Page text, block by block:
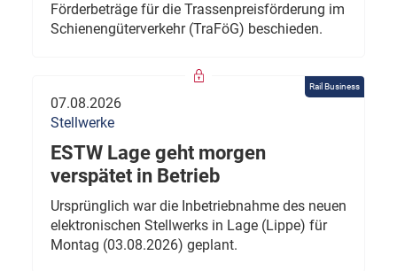
Förderbeträge für die Trassenpreisförderung im
Schienengüterverkehr (TraFöG) beschieden.
Rail Business
07.08.2026
Stellwerke
ESTW Lage geht morgen
verspätet in Betrieb
Ursprünglich war die Inbetriebnahme des neuen
elektronischen Stellwerks in Lage (Lippe) für
Montag (03.08.2026) geplant.